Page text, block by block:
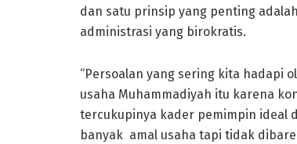
dan satu prinsip yang penting
administrasi yang birokratis.
“Persoalan yang sering kita hadapi
usaha Muhammadiyah itu karena
tercukupinya kader pemimpin ideal
banyak amal usaha tapi tidak